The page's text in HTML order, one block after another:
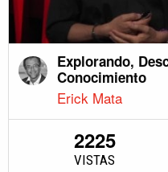
Explorando,
Conocimiento
Erick Mata
2225
VISTAS